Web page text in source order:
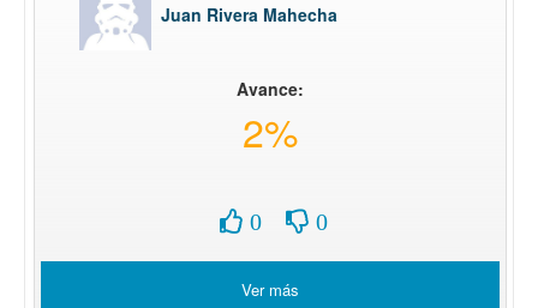
Juan Rivera Mahecha
Avance:
2%
0 0
Ver más